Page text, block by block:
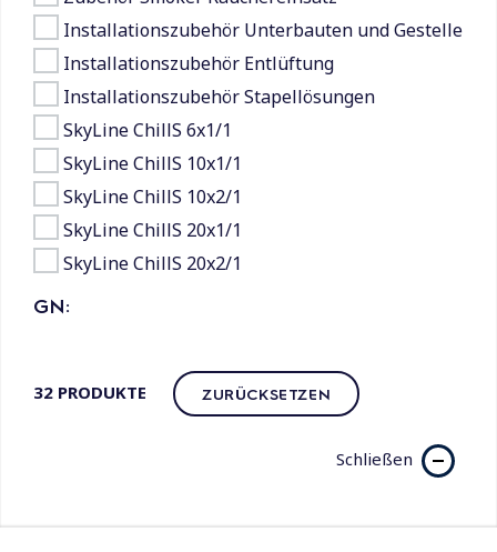
Installationszubehör Unterbauten und Gestelle
Installationszubehör Entlüftung
Installationszubehör Stapellösungen
SkyLine ChillS 6x1/1
SkyLine ChillS 10x1/1
SkyLine ChillS 10x2/1
SkyLine ChillS 20x1/1
SkyLine ChillS 20x2/1
GN:
32 PRODUKTE ZURÜCKSETZEN
Schließen